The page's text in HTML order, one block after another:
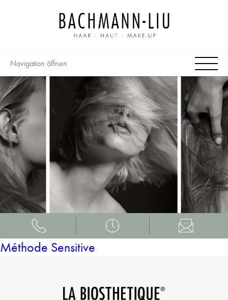
Navigation öffnen
Méthode Sensitive